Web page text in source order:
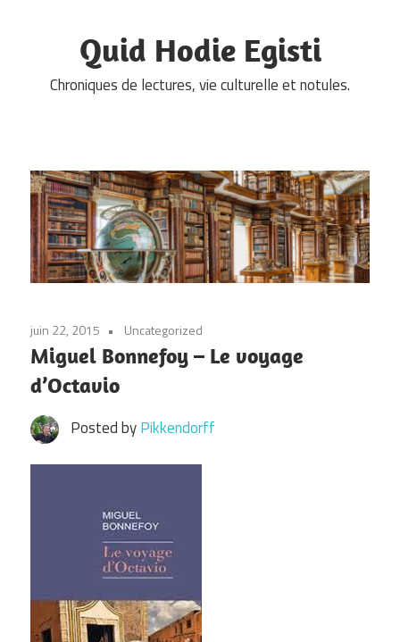
Quid Hodie Egisti
Chroniques de lectures, vie culturelle et notules.
juin 22, 2015 Uncategorized
Miguel Bonnefoy – Le voyage
d’Octavio
Posted byPikkendorff